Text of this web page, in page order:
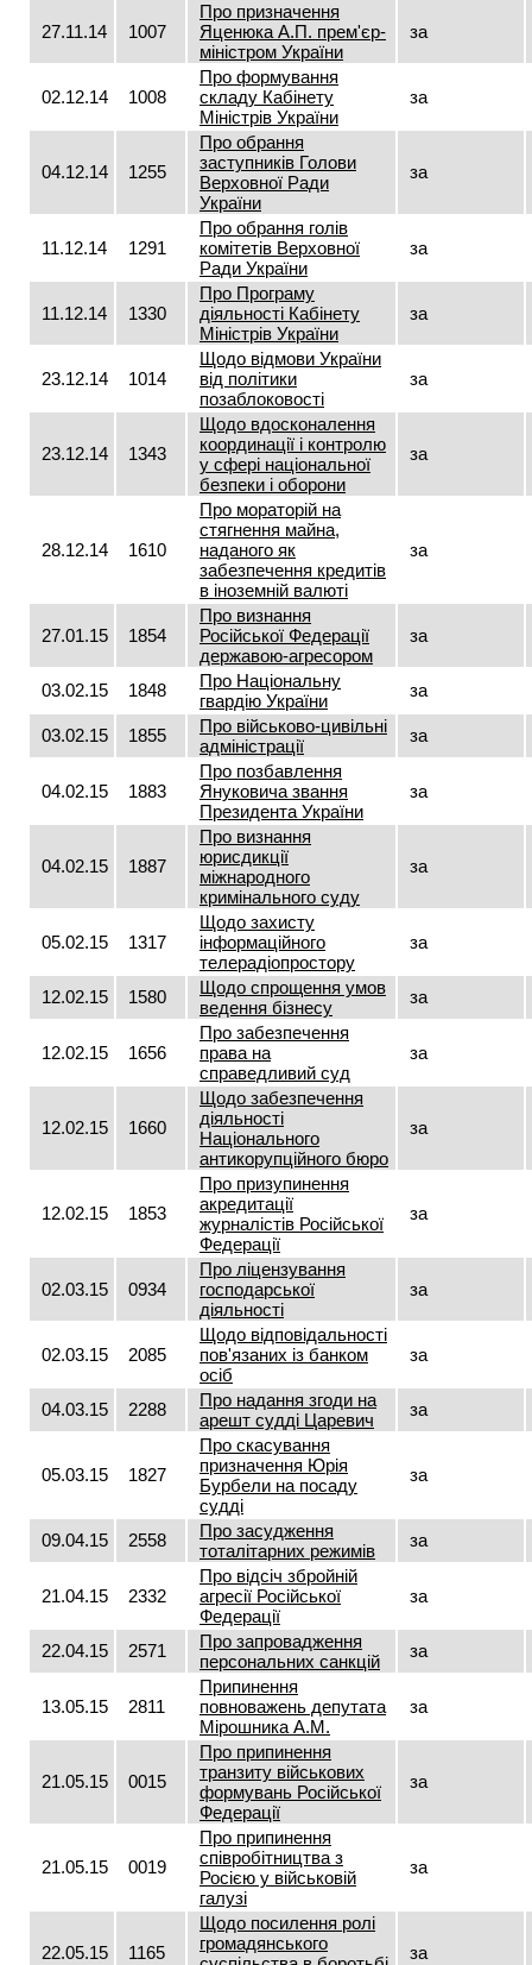
27.11.14 1007
Про призначення
Яценюка А.П. прем'єр-
міністром України
за
02.12.14 1008
Про формування
складу Кабінету
Міністрів України
за
04.12.14 1255
Про обрання
заступників Голови
Верховної Ради
України
за
11.12.14 1291
Про обрання голів
комітетів Верховної
Ради України
за
11.12.14 1330
Про Програму
діяльності Кабінету
Міністрів України
за
23.12.14 1014
Щодо відмови України
від політики
позаблоковості
за
23.12.14 1343
Щодо вдосконалення
координації і контролю
у сфері національної
безпеки і оборони
за
28.12.14 1610
Про мораторій на
стягнення майна,
наданого як
забезпечення кредитів
в іноземній валюті
за
27.01.15 1854
Про визнання
Російської Федерації
державою-агресором
за
03.02.15 1848
Про Національну
гвардію України
за
03.02.15 1855
Про військово-цивільні
адміністрації
за
04.02.15 1883
Про позбавлення
Януковича звання
Президента України
за
04.02.15 1887
Про визнання
юрисдикції
міжнародного
кримінального суду
за
05.02.15 1317
Щодо захисту
інформаційного
телерадіопростору
за
12.02.15 1580
Щодо спрощення умов
ведення бізнесу
за
12.02.15 1656
Про забезпечення
права на
справедливий суд
за
12.02.15 1660
Щодо забезпечення
діяльності
Національного
антикорупційного бюро
за
12.02.15 1853
Про призупинення
акредитації
журналістів Російської
Федерації
за
02.03.15 0934
Про ліцензування
господарської
діяльності
за
02.03.15 2085
Щодо відповідальності
пов'язаних із банком
осіб
за
04.03.15 2288
Про надання згоди на
арешт судді Царевич
за
05.03.15 1827
Про скасування
призначення Юрія
Бурбели на посаду
судді
за
09.04.15 2558
Про засудження
тоталітарних режимів
за
21.04.15 2332
Про відсіч збройній
агресії Російської
Федерації
за
22.04.15 2571
Про запровадження
персональних санкцій
за
13.05.15 2811
Припинення
повноважень депутата
Мірошника А.М.
за
21.05.15 0015
Про припинення
транзиту військових
формувань Російської
Федерації
за
21.05.15 0019
Про припинення
співробітництва з
Росією у військовій
галузі
за
22.05.15 1165
Щодо посилення ролі
громадянського
за